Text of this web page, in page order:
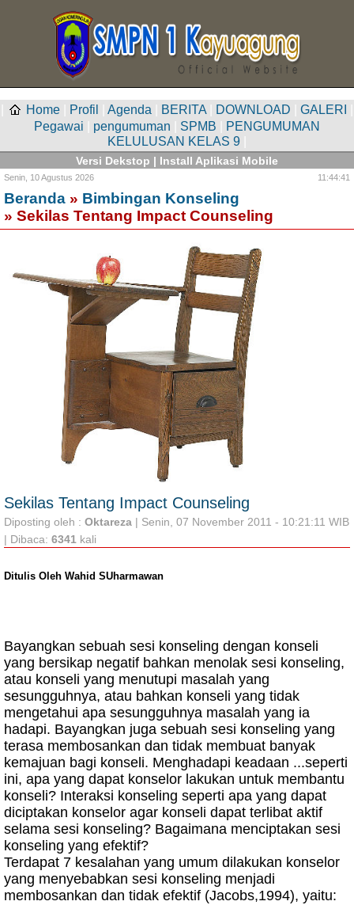
Home Profil Agenda BERITA DOWNLOAD GALERI
Pegawai
pengumuman SPMB
PENGUMUMAN
KELULUSAN KELAS 9
Versi Dekstop | Install Aplikasi Mobile
Senin, 10 Agustus 2026 11:44:41
Beranda » Bimbingan Konseling
» Sekilas Tentang Impact Counseling
Sekilas Tentang Impact Counseling
Diposting oleh : Oktareza | Senin, 07 November 2011 - 10:21:11 WIB
| Dibaca: 6341 kali
Ditulis Oleh Wahid SUharmawan
Bayangkan sebuah sesi konseling dengan konseli
yang bersikap negatif bahkan menolak sesi konseling,
atau konseli yang menutupi masalah yang
sesungguhnya, atau bahkan konseli yang tidak
mengetahui apa sesungguhnya masalah yang ia
hadapi. Bayangkan juga sebuah sesi konseling yang
terasa membosankan dan tidak membuat banyak
kemajuan bagi konseli. Menghadapi keadaan ...seperti
ini, apa yang dapat konselor lakukan untuk membantu
konseli? Interaksi konseling seperti apa yang dapat
diciptakan konselor agar konseli dapat terlibat aktif
selama sesi konseling? Bagaimana menciptakan sesi
konseling yang efektif?
Terdapat 7 kesalahan yang umum dilakukan konselor
yang menyebabkan sesi konseling menjadi
membosankan dan tidak efektif (Jacobs,1994), yaitu: